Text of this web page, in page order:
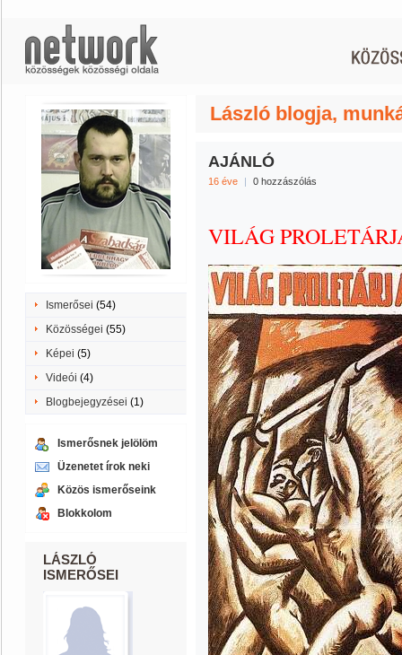
Ismerősei (54)
Közösségei (55)
Képei (5)
Videói (4)
Blogbejegyzései (1)
Ismerősnek jelölöm
Üzenetet írok neki
Közös ismerőseink
Blokkolom
LÁSZLÓ
ISMERŐSEI
László blogja,
AJÁNLÓ
16 éve | 0 hozzászólás
VILÁG